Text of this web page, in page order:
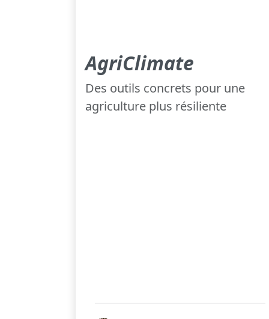
AgriClimate
Des outils concrets pour une
agriculture plus résiliente